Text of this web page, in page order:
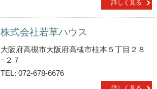
詳しく見る
株式会社若草ハウス
大阪府高槻市大阪府高槻市柱本５丁目２８
−２７
TEL: 072-678-6676